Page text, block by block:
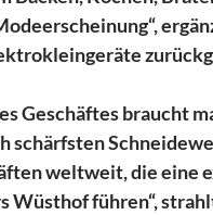
Geschäftes braucht
schärfsten
weltweit, die eine
Wüsthof führen“,